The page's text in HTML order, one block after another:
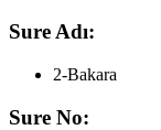
Sure Adı:
2-Bakara
Sure No: